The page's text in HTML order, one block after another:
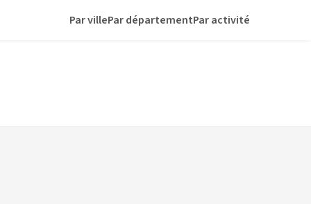
Par villePar départementPar activité